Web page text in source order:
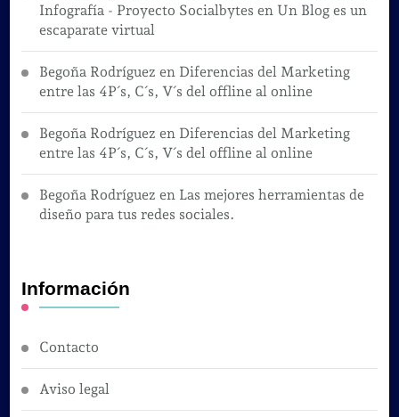
Infografía - Proyecto Socialbytes en Un Blog es un
escaparate virtual
Begoña Rodríguez en Diferencias del Marketing
entre las 4P´s, C´s, V´s del offline al online
Begoña Rodríguez en Diferencias del Marketing
entre las 4P´s, C´s, V´s del offline al online
Begoña Rodríguez en Las mejores herramientas de
diseño para tus redes sociales.
Información
Contacto
Aviso legal